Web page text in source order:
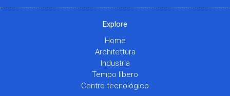
Explore
Home
Architettura
Industria
Tempo libero
Centro tecnológico